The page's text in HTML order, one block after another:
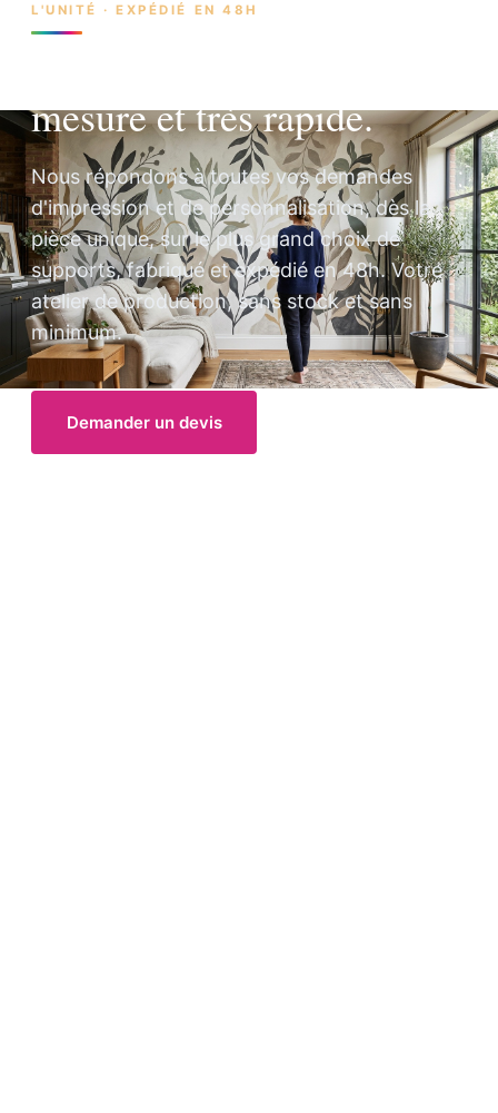
L'UNITÉ · EXPÉDIÉ EN 48H
mesure et très rapide.
Nous répondons à toutes vos demandes
d'impression et de personnalisation, dès la
pièce unique, sur le plus grand choix de
supports, fabriqué et expédié en 48h. Votre
atelier de production, sans stock et sans
minimum.
Demander un devis